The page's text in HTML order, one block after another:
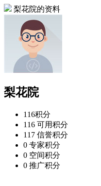
梨花院的资料
梨花院
116积分
116 可用积分
117 信誉积分
0 专家积分
0 空间积分
0 推广积分